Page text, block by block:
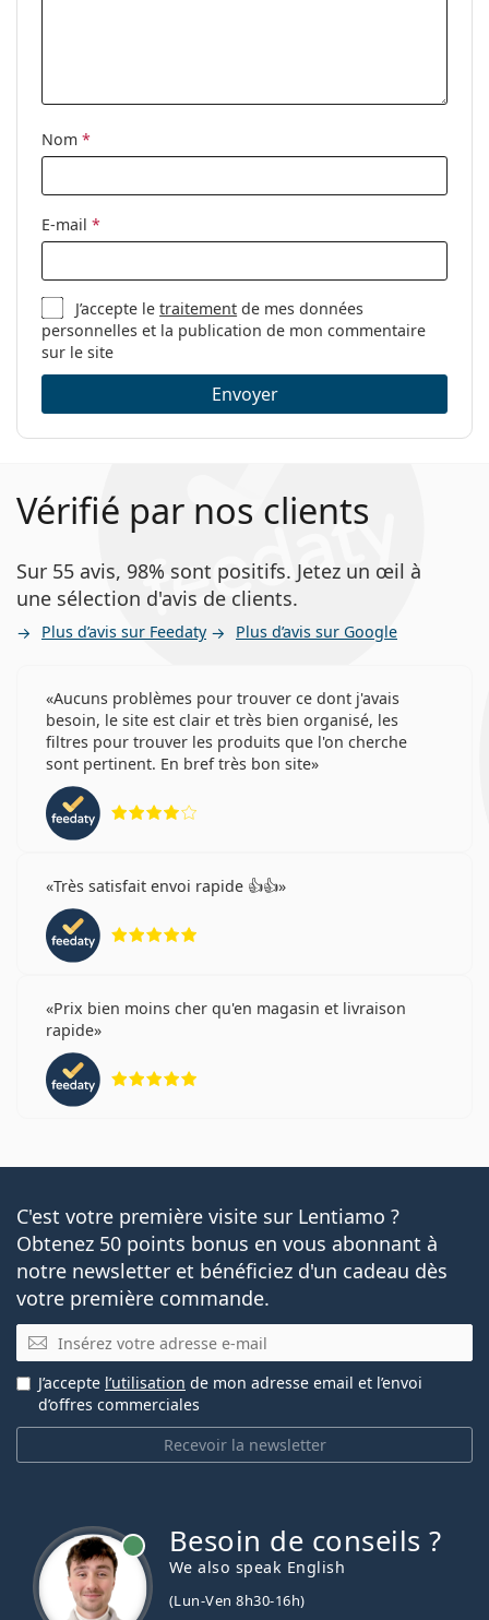
Nom *
E-mail *
J’accepte letraitement de mes données
personnelles et la publication de mon commentaire
sur le site
Envoyer
Vérifié par nos clients
Sur 55 avis, 98% sont positifs. Jetez un œil à
une sélection d'avis de clients.
Plus d’avis sur Feedaty Plus d’avis sur Google
Aucuns problèmes pour trouver ce dont j'avais
besoin, le site est clair et très bien organisé, les
filtres pour trouver les produits que l'on cherche
sont pertinent. En bref très bon site
Très satisfait envoi rapide 👍👍
Prix bien moins cher qu'en magasin et livraison
rapide
C'est votre première visite sur Lentiamo ?
Obtenez 50 points bonus en vous abonnant à
notre newsletter et bénéficiez d'un cadeau dès
votre première commande.
E-mail
Recevoir la newsletter
J’accepte l’utilisation de mon adresse email et l’envoi
d’offres commerciales
Besoin de conseils ?
We also speak English
(Lun-Ven 8h30-16h)